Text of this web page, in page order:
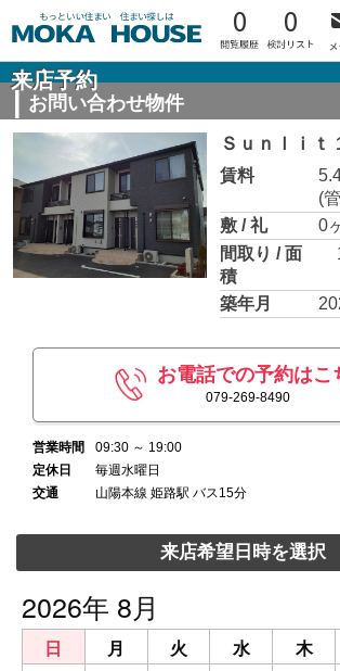
0 0
来店予約
お問い合わせ物件
Ｓｕｎｌｉｔ
賃料
(
敷 / 礼
0
間取り / 面
積
築年月
お電話での予約はこ
079-269-8490
営業時間
09:30 ～ 19:00
定休日
毎週水曜日
交通
山陽本線 姫路駅 バス15分
来店希望日時を選択
2026年 8月
日 月 火 水 木